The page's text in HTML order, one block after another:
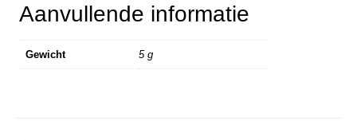
Aanvullende informatie
Gewicht 5 g